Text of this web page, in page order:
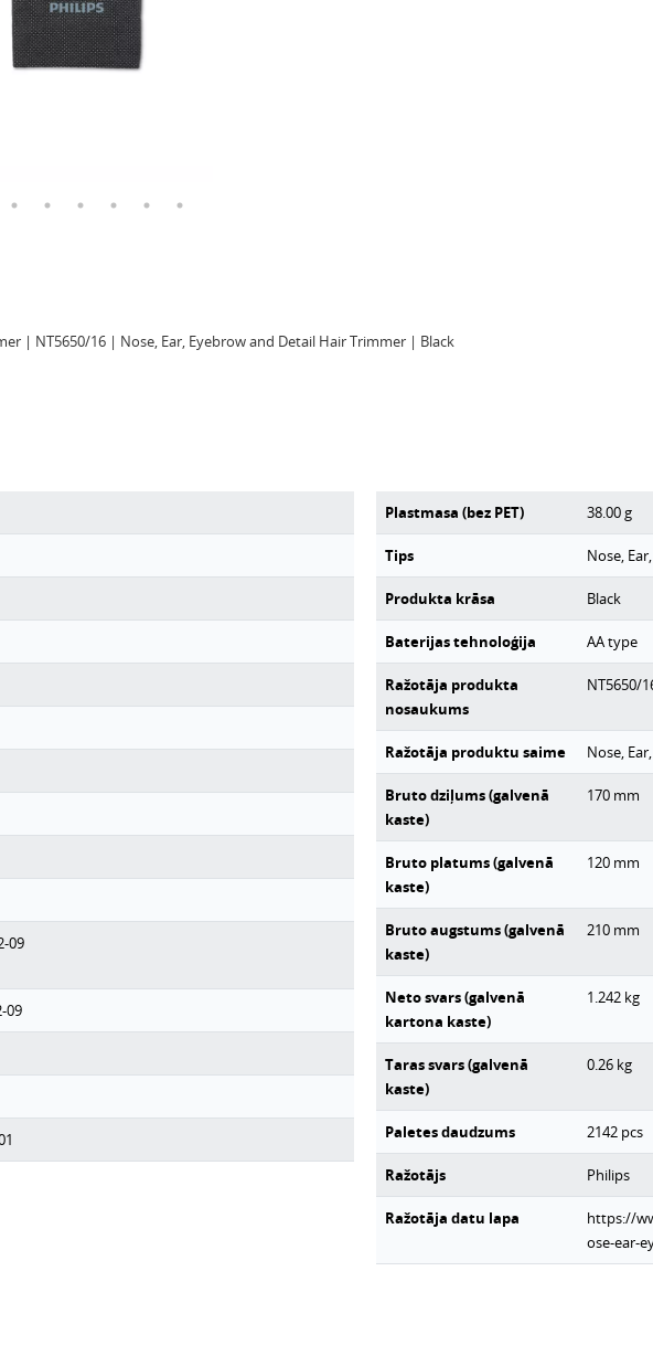
| NT5650/16 | Nose, Ear, Eyebrow and Detail Hair Trimmer | Black
09
09
Plastmasa (bez PET) 38.00g
Tips Nose,
Produkta krāsa Black
Baterijas tehnoloģija AA type
Ražotāja produkta
nosaukums
NT5650/
Ražotāja produktu saime Nose,
Bruto dziļums (galvenā
kaste)
170 mm
Bruto platums (galvenā
kaste)
120 mm
Bruto augstums (galvenā
kaste)
210 mm
Neto svars (galvenā
kartona kaste)
1.242 kg
Taras svars (galvenā
kaste)
0.26 kg
Paletes daudzums 2142 pcs
Ražotājs Philips
Ražotāja datu lapa
https://
ose-ear-